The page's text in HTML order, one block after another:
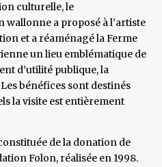
culturelle, le
wallonne a proposé à l’artiste
et a réaménagé la Ferme
un lieu emblématique de
d’utilité publique, la
bénéfices sont destinés
la visite est entièrement
de la donation de
Folon, réalisée en 1998.